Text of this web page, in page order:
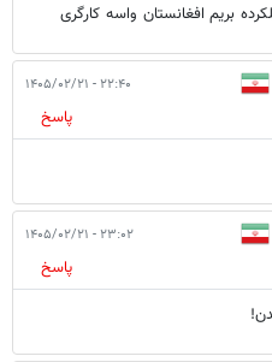
بریم افغانستان واسه کارگری
۲۲:۴۰ - ۱۴۰۵/۰۲/۲۱
پاسخ
۲۳:۰۲ - ۱۴۰۵/۰۲/۲۱
پاسخ